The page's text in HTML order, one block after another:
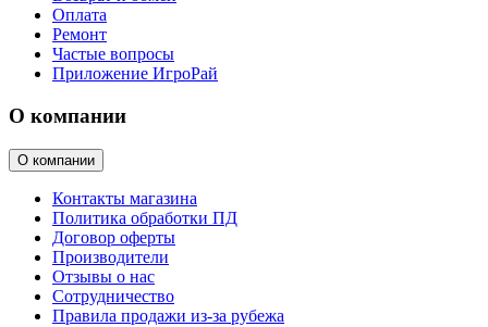
Оплата
Ремонт
Частые вопросы
Приложение ИгроРай
О компании
О компании
Контакты магазина
Политика обработки ПД
Договор оферты
Производители
Отзывы о нас
Сотрудничество
Правила продажи из-за рубежа